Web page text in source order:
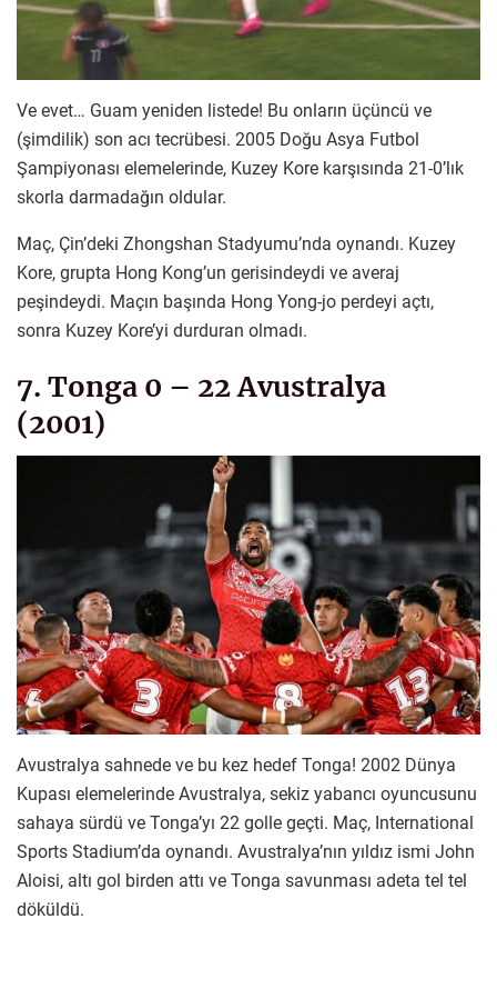
Ve evet… Guam yeniden listede! Bu onların üçüncü ve
(şimdilik) son acı tecrübesi. 2005 Doğu Asya Futbol
Şampiyonası elemelerinde, Kuzey Kore karşısında 21-0’lık
skorla darmadağın oldular.
Maç, Çin’deki Zhongshan Stadyumu’nda oynandı. Kuzey
Kore, grupta Hong Kong’un gerisindeydi ve averaj
peşindeydi. Maçın başında Hong Yong-jo perdeyi açtı,
sonra Kuzey Kore’yi durduran olmadı.
7. Tonga 0 – 22 Avustralya
(2001)
Avustralya sahnede ve bu kez hedef Tonga! 2002 Dünya
Kupası elemelerinde Avustralya, sekiz yabancı oyuncusunu
sahaya sürdü ve Tonga’yı 22 golle geçti. Maç, International
Sports Stadium’da oynandı. Avustralya’nın yıldız ismi John
Aloisi, altı gol birden attı ve Tonga savunması adeta tel tel
döküldü.